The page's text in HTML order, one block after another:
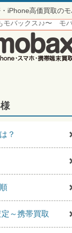
iPhone高価買取の
〜 モバモバモバモ
？
～携帯買取